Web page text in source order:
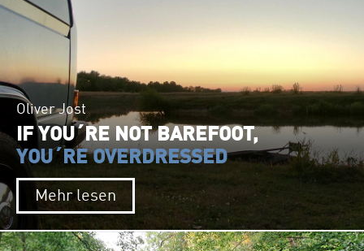
Oliver Jost
IF YOU´RE NOT BAREFOOT,
YOU´RE OVERDRESSED
Mehr lesen